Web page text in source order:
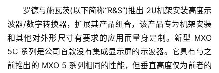
罗德与施瓦茨(以下简称“R&S”)推出 2U机架安装高度示
波器/数字转换器，扩展其产品组合，该产品专为机架安装
和其他对外形尺寸有要求的应用而量身定制。新型 MXO
5C 系列是公司首款没有集成显示屏的示波器。它具有与之
前推出的 MXO 5 系列相同的性能，但垂直高度仅为前者的